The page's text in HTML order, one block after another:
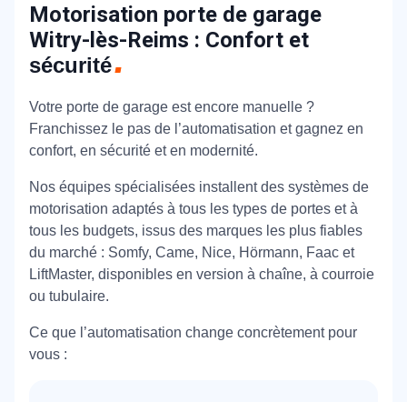
Motorisation porte de garage
Witry-lès-Reims : Confort et
sécurité
Votre porte de garage est encore manuelle ?
Franchissez le pas de l’automatisation et gagnez en
confort, en sécurité et en modernité.
Nos équipes spécialisées installent des systèmes de
motorisation adaptés à tous les types de portes et à
tous les budgets, issus des marques les plus fiables
du marché : Somfy, Came, Nice, Hörmann, Faac et
LiftMaster, disponibles en version à chaîne, à courroie
ou tubulaire.
Ce que l’automatisation change concrètement pour
vous :